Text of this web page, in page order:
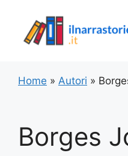
contenuto
Home » Autori »
Borges